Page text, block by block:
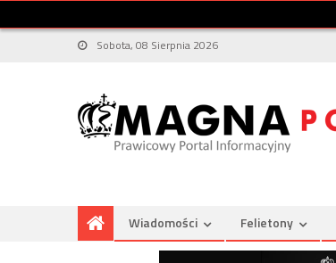
Sobota, 08 Sierpnia 2026
Wiadomości Felietony